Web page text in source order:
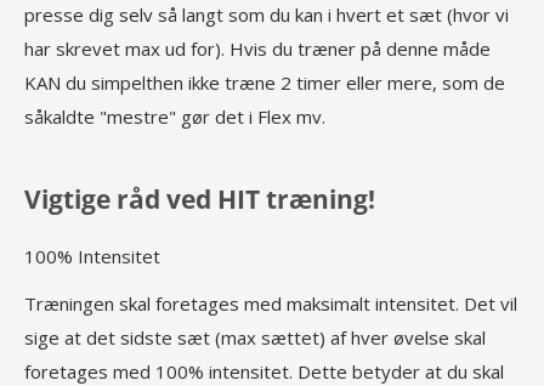
presse dig selv så langt som du kan i hvert et sæt (hvor vi
har skrevet max ud for). Hvis du træner på denne måde
KAN du simpelthen ikke træne 2 timer eller mere, som de
såkaldte "mestre" gør det i Flex mv.
Vigtige råd ved HIT træning!
100% Intensitet
Træningen skal foretages med maksimalt intensitet. Det vil
sige at det sidste sæt (max sættet) af hver øvelse skal
foretages med 100% intensitet. Dette betyder at du skal